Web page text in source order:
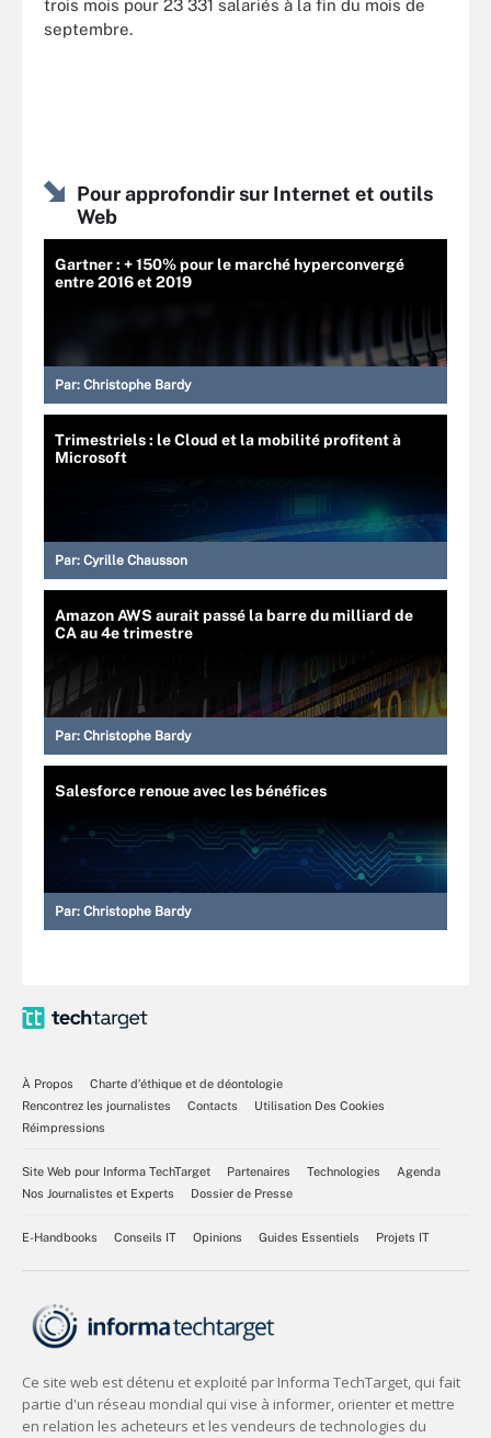
trois mois pour 23 331 salariés à la fin du mois de
septembre.
Pour approfondir sur Internet et outils
Web
Gartner : + 150% pour le marché hyperconvergé
entre 2016 et 2019
Par: Christophe Bardy
Trimestriels : le Cloud et la mobilité profitent à
Microsoft
Par: Cyrille Chausson
Amazon AWS aurait passé la barre du milliard de
CA au 4e trimestre
Par: Christophe Bardy
Salesforce renoue avec les bénéfices
Par: Christophe Bardy
À Propos
Charte d’éthique et de déontologie
Rencontrez les journalistes
Contacts
Utilisation Des Cookies
Réimpressions
Site Web pour Informa TechTarget Partenaires Technologies
Agenda
Nos Journalistes et Experts
Dossier de Presse
E-Handbooks Conseils IT Opinions Guides Essentiels Projets IT